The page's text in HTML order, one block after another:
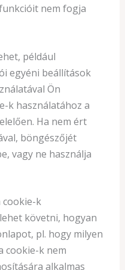
nem fogja
például
egyéni beállítások
Ön
k használatához a
Ha nem ért
böngészőjét
vagy ne használja
cookie-k
követni, hogyan
pl. hogy milyen
cookie-k nem
alkalmas